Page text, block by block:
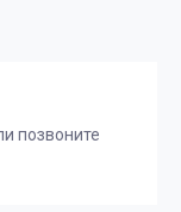
позвоните